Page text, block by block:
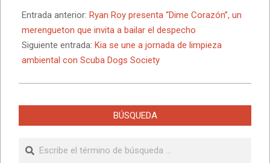
05-
04
Entrada anterior: Ryan Roy presenta “Dime Corazón”, un
merengueton que invita a bailar el despecho
Siguiente entrada: Kia se une a jornada de limpieza
ambiental con Scuba Dogs Society
BÚSQUEDA
Buscar